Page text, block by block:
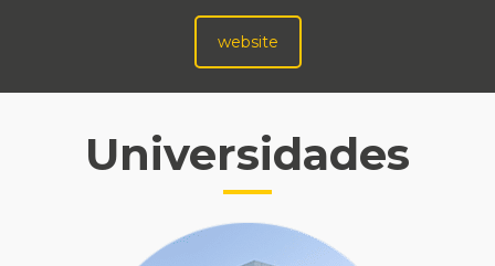
website
Universidades